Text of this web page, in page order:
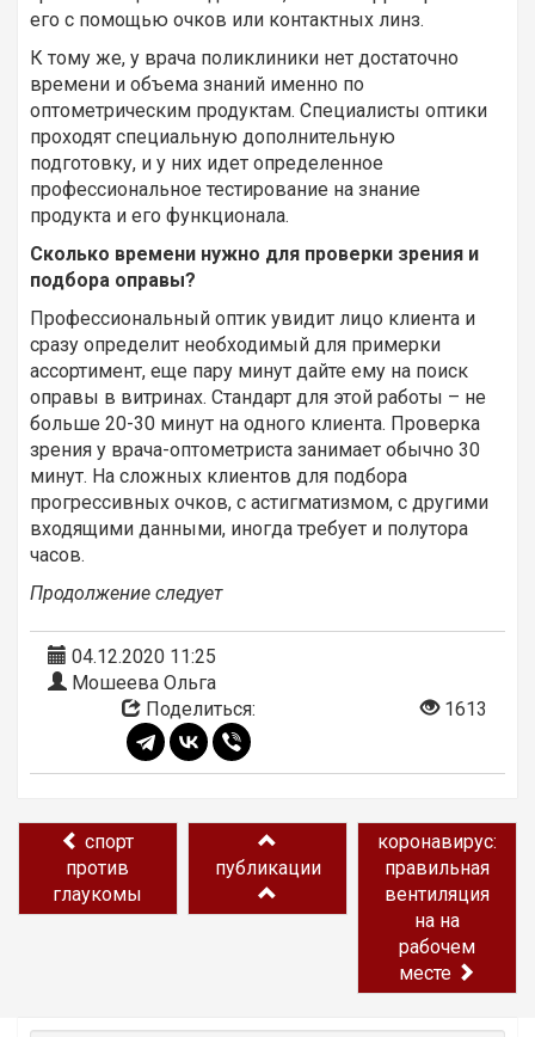
его с помощью очков или контактных линз.
К тому же, у врача поликлиники нет достаточно
времени и объема знаний именно по
оптометрическим продуктам. Специалисты оптики
проходят специальную дополнительную
подготовку, и у них идет определенное
профессиональное тестирование на знание
продукта и его функционала.
Сколько времени нужно для проверки зрения и
подбора оправы?
Профессиональный оптик увидит лицо клиента и
сразу определит необходимый для примерки
ассортимент, еще пару минут дайте ему на поиск
оправы в витринах. Стандарт для этой работы – не
больше 20-30 минут на одного клиента. Проверка
зрения у врача-оптометриста занимает обычно 30
минут. На сложных клиентов для подбора
прогрессивных очков, с астигматизмом, с другими
входящими данными, иногда требует и полутора
часов.
Продолжение следует
04.12.2020 11:25
Мошеева Ольга
Поделиться:
1613
спорт
против
глаукомы
публикации
коронавирус:
правильная
вентиляция
на на
рабочем
месте